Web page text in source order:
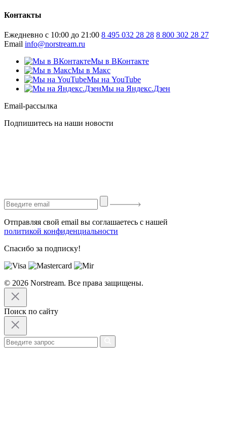
Контакты
Ежедневно с 10:00 до 21:00 8 495 032 28 28 8 800 302 28 27
Email info@norstream.ru
Мы в ВКонтакте
Мы в Макс
Мы на YouTube
Мы на Яндекс.Дзен
Email-рассылка
Подпишитесь на наши новости
Отправляя свой email вы соглашаетесь с нашей
политикой конфиденциальности
Спасибо за подписку!
© 2026 Norstream. Все права защищены.
Поиск по сайту